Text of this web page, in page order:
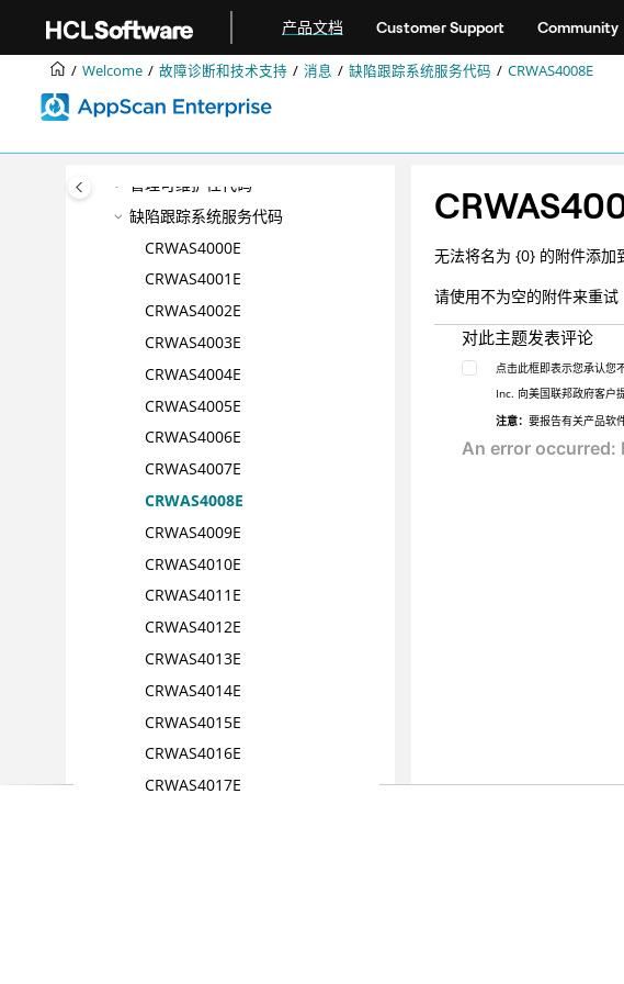
产品文档 Customer Support Community
Welcome 故障诊断和技术支持 消息 缺陷跟踪系统服务代码 CRWAS4008E
断
Enterprise Server 故障诊断
内部代码
扫描日志消息
管理可维护性代码
缺陷跟踪系统服务代码
CRWAS4000E
CRWAS4001E
CRWAS4002E
CRWAS4003E
CRWAS4004E
CRWAS4005E
CRWAS4006E
CRWAS4007E
CRWAS4008E
CRWAS4009E
CRWAS4010E
CRWAS4011E
CRWAS4012E
CRWAS4013E
CRWAS4014E
CRWAS4015E
CRWAS4016E
CRWAS4017E
无法将名为 {0} 的附件添加
请使用不为空的附件来重试
对此主题发表评论
点击此框即表示您承认您
Inc. 向美国联邦政府客户
注意：要报告有关产品软